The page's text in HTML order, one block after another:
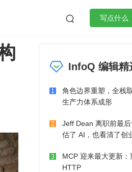
 写点什么
作
微服务架构 flutter
InfoQ 编辑精
1
角色边界重塑，全栈
生产力体系成形
2
Jeff Dean 离职前最
估了 AI，也看清了创
3
MCP 迎来最大更新
HTTP